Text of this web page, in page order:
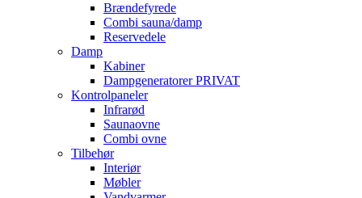
Brændefyrede
Combi sauna/damp
Reservedele
Damp
Kabiner
Dampgeneratorer PRIVAT
Kontrolpaneler
Infrarød
Saunaovne
Combi ovne
Tilbehør
Interiør
Møbler